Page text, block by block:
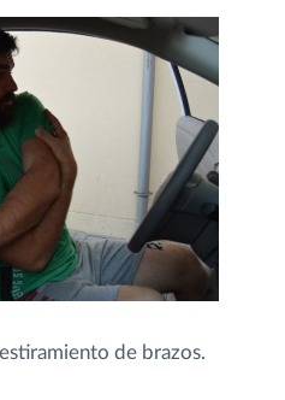
de brazos.